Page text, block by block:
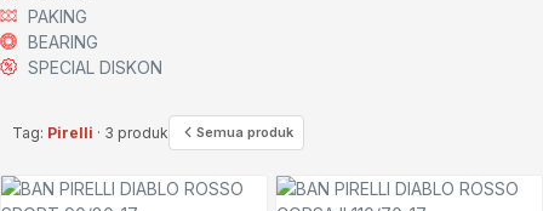
PAKING
BEARING
SPECIAL DISKON
Tag: Pirelli · 3 produk Semua produk